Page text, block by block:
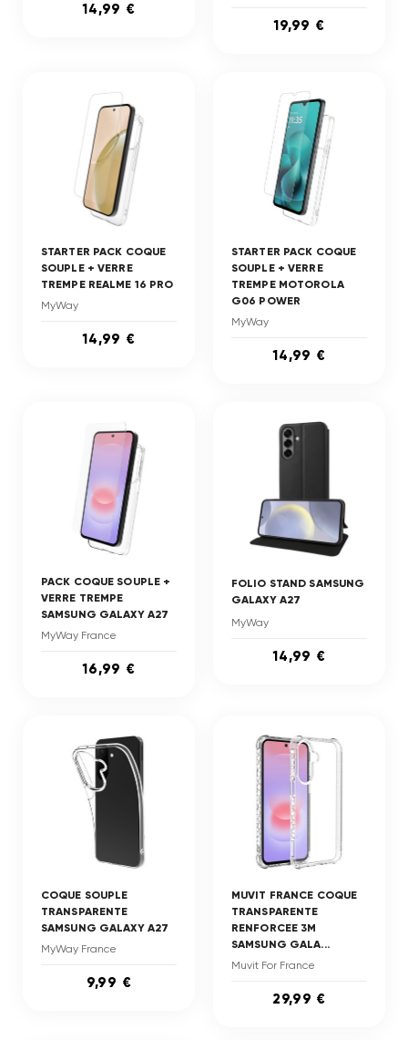
14,99 €
19,99 €
STARTER PACK COQUE
SOUPLE + VERRE
TREMPE REALME 16 PRO
MyWay
14,99 €
STARTER PACK COQUE
SOUPLE + VERRE
TREMPE MOTOROLA
G06 POWER
MyWay
14,99 €
PACK COQUE SOUPLE +
VERRE TREMPE
SAMSUNG GALAXY A27
MyWay France
16,99 €
FOLIO STAND SAMSUNG
GALAXY A27
MyWay
14,99 €
COQUE SOUPLE
TRANSPARENTE
SAMSUNG GALAXY A27
MyWay France
9,99 €
MUVIT FRANCE COQUE
TRANSPARENTE
RENFORCEE 3M
SAMSUNG GALA...
Muvit For France
29,99 €